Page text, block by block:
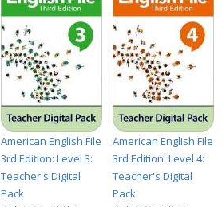
American English File
3rd Edition: Level 3:
Teacher's Digital
Pack
American English File
3rd Edition: Level 4:
Teacher's Digital
Pack